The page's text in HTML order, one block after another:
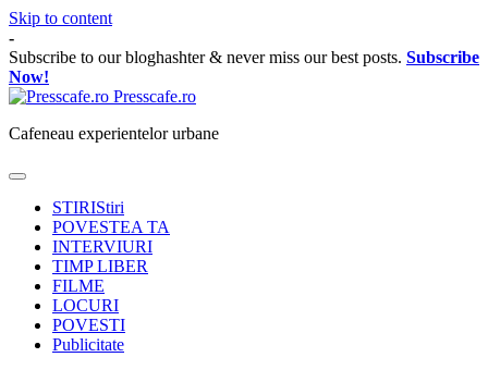
Skip to content
-
Subscribe to our bloghashter & never miss our best posts. Subscribe
Now!
Presscafe.ro
Cafeneau experientelor urbane
STIRIStiri
POVESTEA TA
INTERVIURI
TIMP LIBER
FILME
LOCURI
POVESTI
Publicitate